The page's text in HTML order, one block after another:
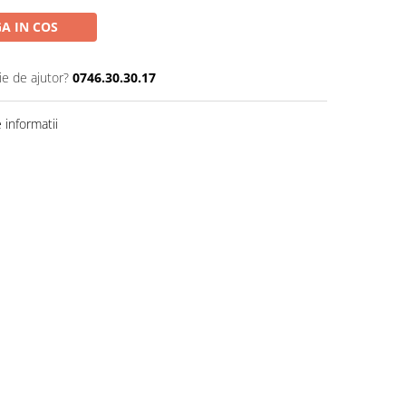
IN COS
de ajutor? 0746.30.30.17
informatii